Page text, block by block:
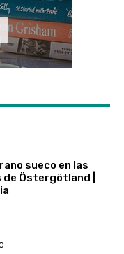
sueco en las
Östergötland |